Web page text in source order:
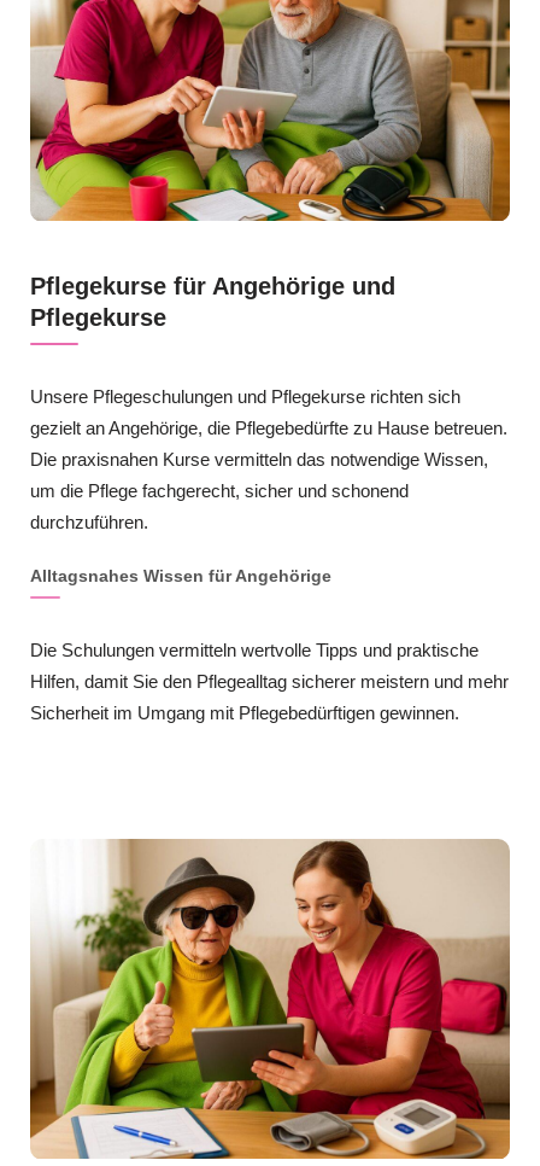
Pflegekurse für Angehörige und
Pflegekurse
Unsere Pflegeschulungen und Pflegekurse richten sich
gezielt an Angehörige, die Pflegebedürfte zu Hause betreuen.
Die praxisnahen Kurse vermitteln das notwendige Wissen,
um die Pflege fachgerecht, sicher und schonend
durchzuführen.
Alltagsnahes Wissen für Angehörige
Die Schulungen vermitteln wertvolle Tipps und praktische
Hilfen, damit Sie den Pflegealltag sicherer meistern und mehr
Sicherheit im Umgang mit Pflegebedürftigen gewinnen.